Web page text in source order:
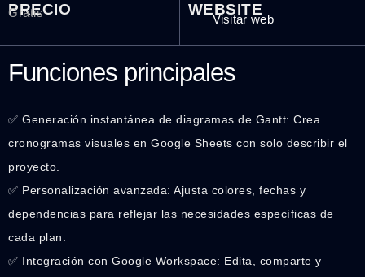
PRECIO
Gratis WEBSITE
Visitar web
Funciones principales
✅ Generación instantánea de diagramas de Gantt: Crea
cronogramas visuales en Google Sheets con solo describir el
proyecto.
✅ Personalización avanzada: Ajusta colores, fechas y
dependencias para reflejar las necesidades específicas de
cada plan.
✅ Integración con Google Workspace: Edita, comparte y